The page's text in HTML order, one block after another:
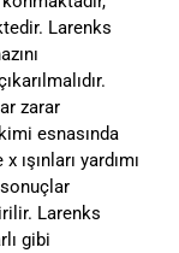
Larenks
zarar
esnasında
yardımı
Larenks
gibi